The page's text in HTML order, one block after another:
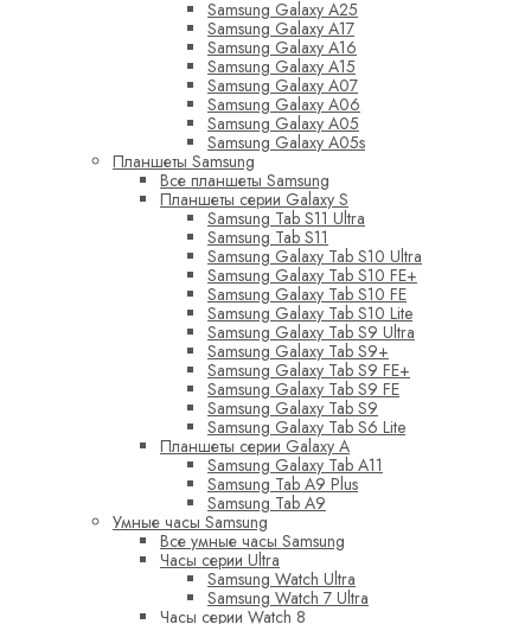
Samsung Galaxy A25
Samsung Galaxy A17
Samsung Galaxy A16
Samsung Galaxy A15
Samsung Galaxy A07
Samsung Galaxy A06
Samsung Galaxy A05
Samsung Galaxy A05s
Планшеты Samsung
Все планшеты Samsung
Планшеты серии Galaxy S
Samsung Tab S11 Ultra
Samsung Tab S11
Samsung Galaxy Tab S10 Ultra
Samsung Galaxy Tab S10 FE+
Samsung Galaxy Tab S10 FE
Samsung Galaxy Tab S10 Lite
Samsung Galaxy Tab S9 Ultra
Samsung Galaxy Tab S9+
Samsung Galaxy Tab S9 FE+
Samsung Galaxy Tab S9 FE
Samsung Galaxy Tab S9
Samsung Galaxy Tab S6 Lite
Планшеты серии Galaxy A
Samsung Galaxy Tab A11
Samsung Tab A9 Plus
Samsung Tab A9
Умные часы Samsung
Все умные часы Samsung
Часы серии Ultra
Samsung Watch Ultra
Samsung Watch 7 Ultra
Часы серии Watch 8